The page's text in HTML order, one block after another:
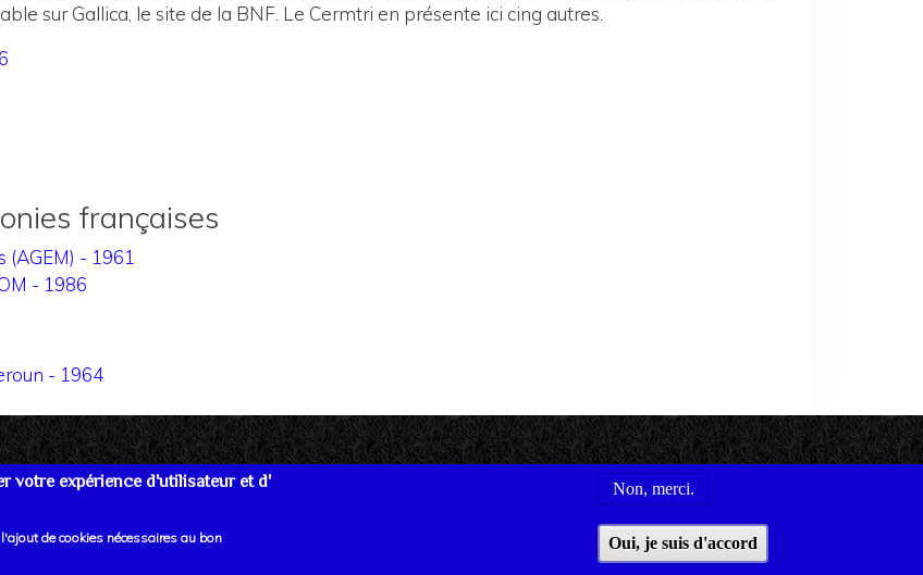
votre expérience d'utilisateur et d'
de cookies nécessaires au bon
Non, merci.
Oui, je suis d'accord
sur Gallica, le site de la BNF. Le Cermtri en présente ici cing autres.
françaises
- 1961
- 1986
- 1964
Conditions générales d'utilisation